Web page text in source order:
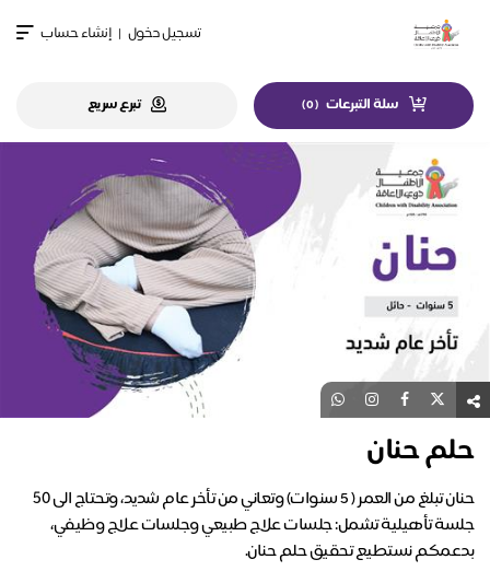
تسجيل دخول | إنشاء حساب
سلة التبرعات (
0
) تبرع سريع
حلم حنان
حنان تبلغ من العمر ( 5 سنوات) وتعاني من تأخر عام شديد، وتحتاج الى ٥٠
جلسة تأهيلية تشمل: جلسات علاج طبيعي وجلسات علاج وظيفي،
بدعمكم نستطيع تحقيق حلم حنان.